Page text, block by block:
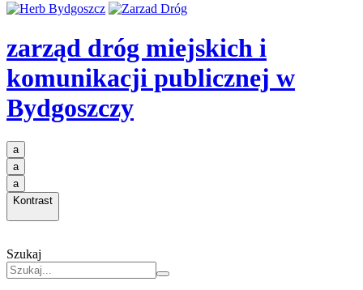
zarząd dróg miejskich i
komunikacji publicznej w
Bydgoszczy
a
a
a
Kontrast
Szukaj